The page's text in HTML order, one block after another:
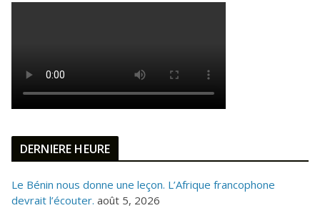
DERNIERE HEURE
Le Bénin nous donne une leçon. L’Afrique francophone
devrait l’écouter. août 5, 2026